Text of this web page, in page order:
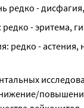
редко -
- эритема,
редко -